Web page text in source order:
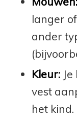
langer
ander
Kleur:Je
vest
het kind.